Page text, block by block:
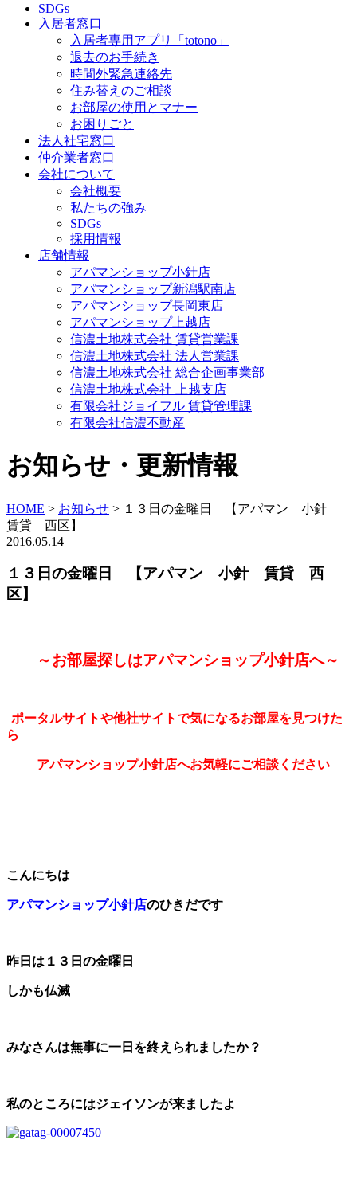
SDGs
入居者窓口
入居者専用アプリ「totono」
退去のお手続き
時間外緊急連絡先
住み替えのご相談
お部屋の使用とマナー
お困りごと
法人社宅窓口
仲介業者窓口
会社について
会社概要
私たちの強み
SDGs
採用情報
店舗情報
アパマンショップ小針店
アパマンショップ新潟駅南店
アパマンショップ長岡東店
アパマンショップ上越店
信濃土地株式会社 賃貸営業課
信濃土地株式会社 法人営業課
信濃土地株式会社 総合企画事業部
信濃土地株式会社 上越支店
有限会社ジョイフル 賃貸管理課
有限会社信濃不動産
お知らせ・更新情報
HOME > お知らせ > １３日の金曜日 【アパマン 小針
賃貸 西区】
2016.05.14
１３日の金曜日 【アパマン 小針 賃貸 西
区】
～お部屋探しはアパマンショップ小針店へ～
ポータルサイトや他社サイトで気になるお部屋を見つけた
ら
アパマンショップ小針店へお気軽にご相談ください
こんにちは
アパマンショップ小針店のひきだです
昨日は１３日の金曜日
しかも仏滅
みなさんは無事に一日を終えられましたか？
私のところにはジェイソンが来ましたよ